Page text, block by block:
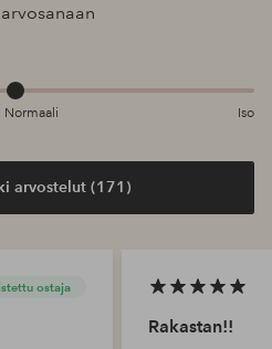
arvosanaan
Normaali Iso
arvostelut (171)
ostaja
Rakastan!!